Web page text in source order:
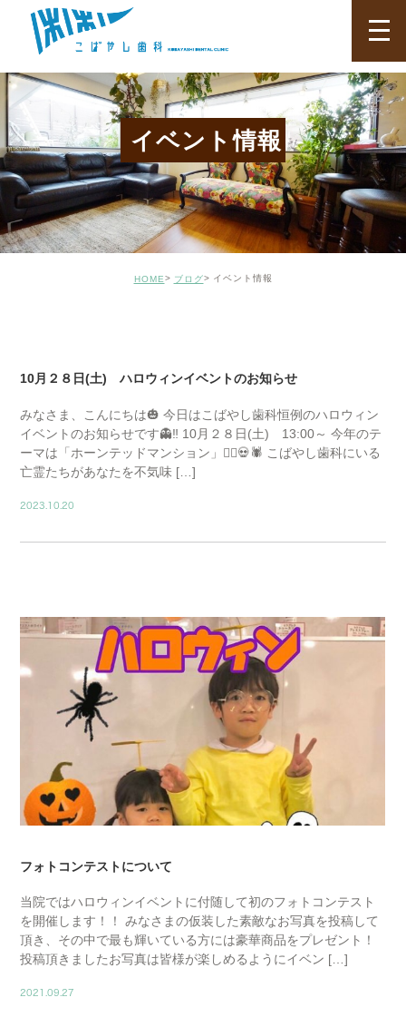
イベント情報
HOME ブログ イベント情報
10月２８日(土) ハロウィンイベントのお知らせ
みなさま、こんにちは🎃 今日はこばやし歯科恒例のハロウィン
イベントのお知らせです👻‼️ 10月２８日(土) 13:00～ 今年のテ
ーマは「ホーンテッドマンション」🧟‍♂️💀🕷️ こばやし歯科にいる
亡霊たちがあなたを不気味 […]
2023.10.20
フォトコンテストについて
当院ではハロウィンイベントに付随して初のフォトコンテスト
を開催します！！ みなさまの仮装した素敵なお写真を投稿して
頂き、その中で最も輝いている方には豪華商品をプレゼント！
投稿頂きましたお写真は皆様が楽しめるようにイベン […]
2021.09.27